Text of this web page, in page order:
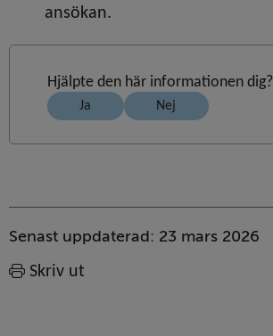
ansökan.
Hjälpte den här informationen dig?
Ja Nej
Senast uppdaterad: 23 mars 2026
Skriv ut